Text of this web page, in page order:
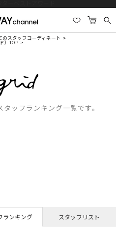
のスタッフコーディネート
）TOP
ッフランキング一覧です。
ランキング スタッフリスト